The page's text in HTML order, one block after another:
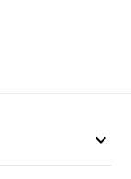
expand_more